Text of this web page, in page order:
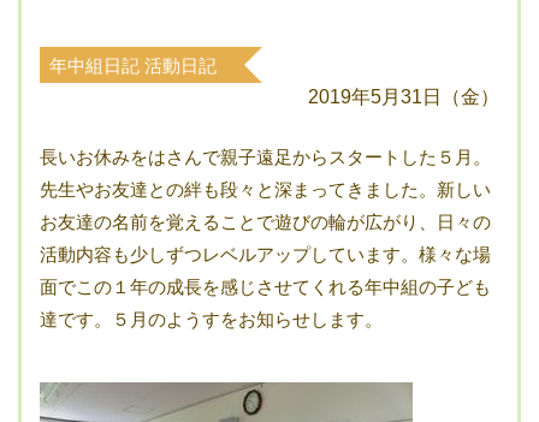
年中組日記 活動日記
2019年5月31日（金）
長いお休みをはさんで親子遠足からスタートした５月。
先生やお友達との絆も段々と深まってきました。新しい
お友達の名前を覚えることで遊びの輪が広がり、日々の
活動内容も少しずつレベルアップしています。様々な場
面でこの１年の成長を感じさせてくれる年中組の子ども
達です。５月のようすをお知らせします。